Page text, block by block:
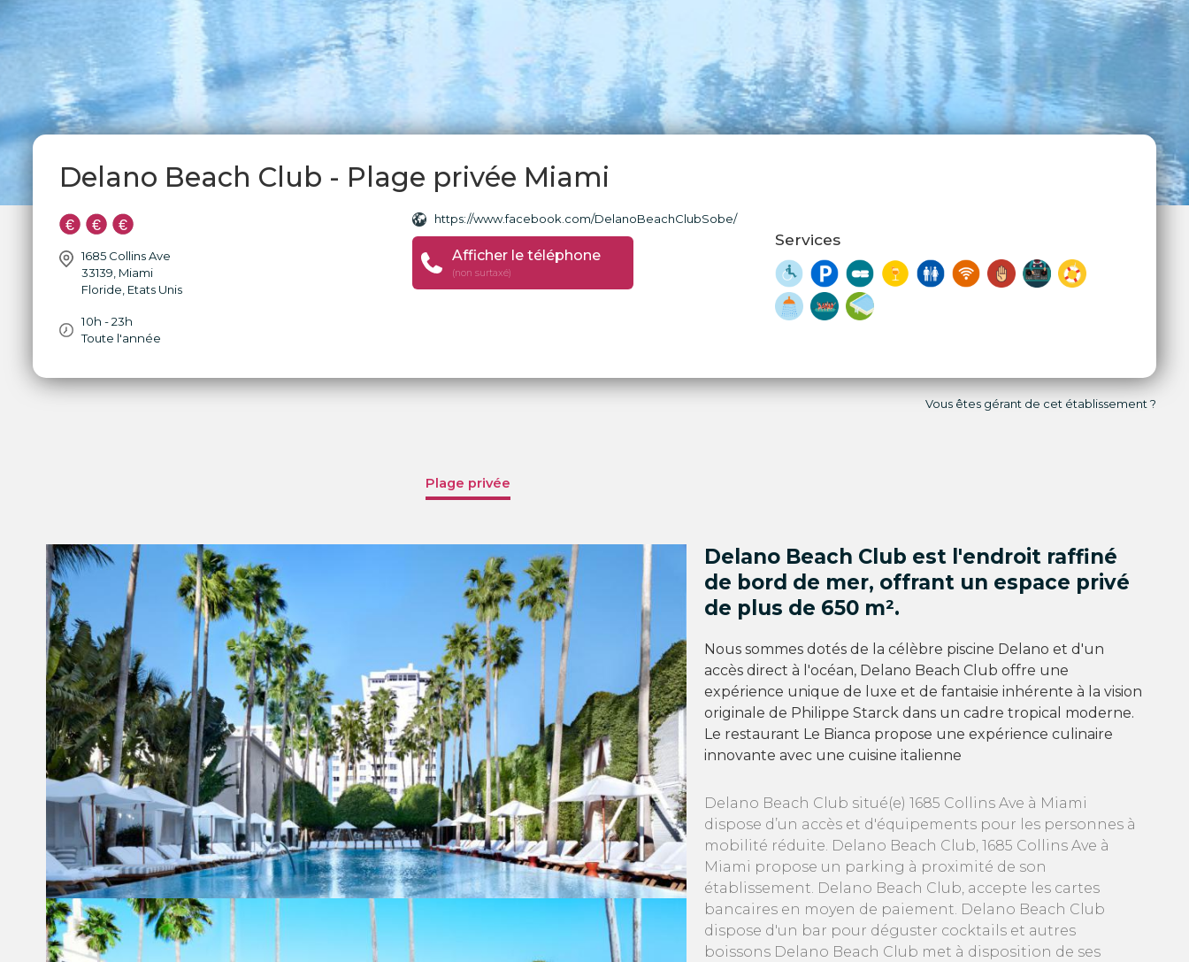
Delano Beach Club - Plage privée Miami
1685 Collins Ave
33139 Miami
Floride Etats Unis
10h - 23h
Toute l'année
https://www.facebook.com/DelanoBeachClubSobe/
Afficher le téléphone
(non surtaxé)
Services
Vous êtes gérant de cet établissement ?
Plage privée
Delano Beach Club est l'endroit raffiné
de bord de mer, offrant un espace privé
de plus de 650 m².
Nous sommes dotés de la célèbre piscine Delano et d'un
accès direct à l'océan, Delano Beach Club offre une
expérience unique de luxe et de fantaisie inhérente à la vision
originale de Philippe Starck dans un cadre tropical moderne.
Le restaurant Le Bianca propose une expérience culinaire
innovante avec une cuisine italienne
Delano Beach Club situé(e) 1685 Collins Ave à Miami
dispose d’un accès et d'équipements pour les personnes à
mobilité réduite. Delano Beach Club, 1685 Collins Ave à
Miami propose un parking à proximité de son
établissement. Delano Beach Club, accepte les cartes
bancaires en moyen de paiement. Delano Beach Club
dispose d'un bar pour déguster cocktails et autres
boissons Delano Beach Club met à disposition de ses